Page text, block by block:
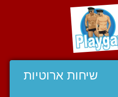
שיחות ארוטיות